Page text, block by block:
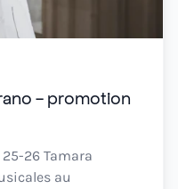
- promotion
26 Tamara
au